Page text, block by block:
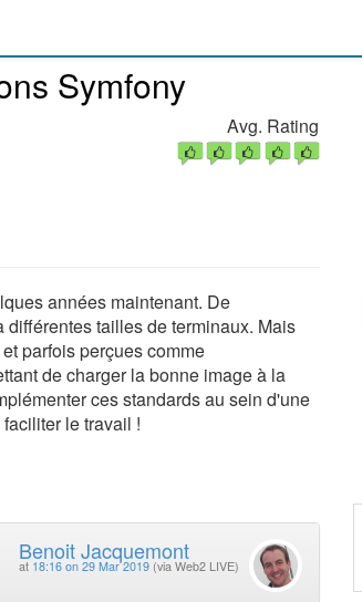
Symfony
Avg. Rating
années maintenant. De
tailles de terminaux. Mais
parfois perçues comme
de charger la bonne image à la
ces standards au sein d'une
le travail !
Benoit Jacquemont
at 18:16 on 29 Mar 2019 (via Web2 LIVE)